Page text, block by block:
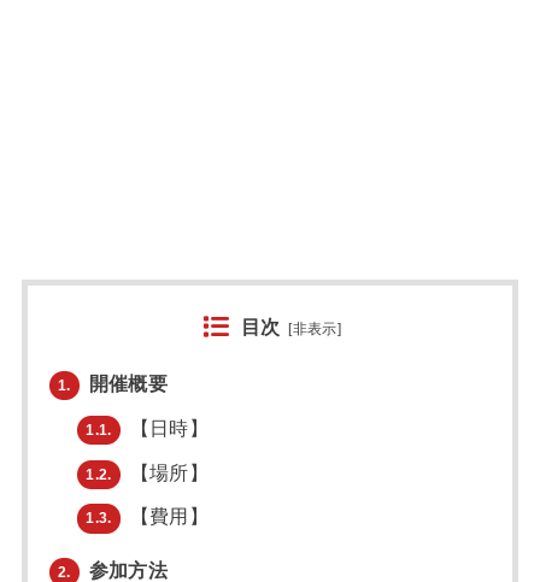
目次 [非表示]
1. 開催概要
1.1. 【日時】
1.2. 【場所】
1.3. 【費用】
2. 参加方法